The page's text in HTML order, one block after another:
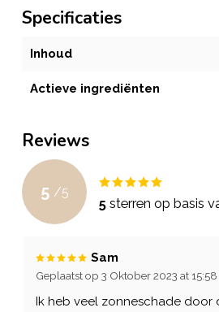
Specificaties
Inhoud
Actieve ingrediënten
Reviews
5 /5
5 sterren op basis
Sam
Geplaatst op 3 Oktober 2023 at 15:58
Ik heb veel zonneschade door